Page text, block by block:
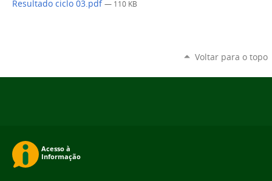
Resultado ciclo 03.pdf — 110 KB
Voltar para o topo